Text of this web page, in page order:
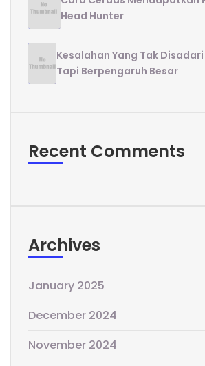
Head Hunter
Kesalahan Yang Tak
Tapi Berpengaruh Besar
Recent Comments
Archives
January 2025
December 2024
November 2024